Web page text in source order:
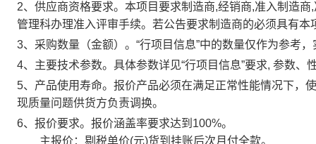
2、供应商资格要求。 本项目要求制造商,经销商,准入制造
管理科办理准入评审手续。若公告要求制造商的必须具有本
3、采购数量（金额）。 “行项目信息”中的数量仅作为参考
4、主要技术参数。 具体参数详见“行项目信息”要求, 参数
5、产品使用寿命。 报价产品必须在满足正常性能情况下，
现质量问题供货方负责调换。
6、报价要求。 报价涵盖率要求达到100%。
主报价：剔税单价(元)货到挂账后次月付全款。